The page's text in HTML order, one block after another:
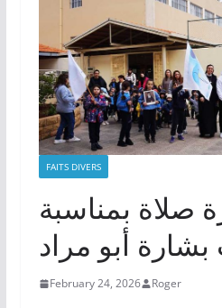
FAITS DIVERS
صلاة بمناسبة
أبو مراد
February 24, 2026 Roger